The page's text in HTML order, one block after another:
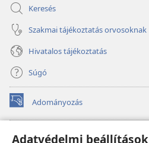
Adatvédelmi beállítások
Keresés
Szakmai tájékoztatás orvosoknak
Hivatalos tájékoztatás
Súgó
Adományozás
(opens
new
Őrtorony ONLINE KÖNYVTÁR
(opens